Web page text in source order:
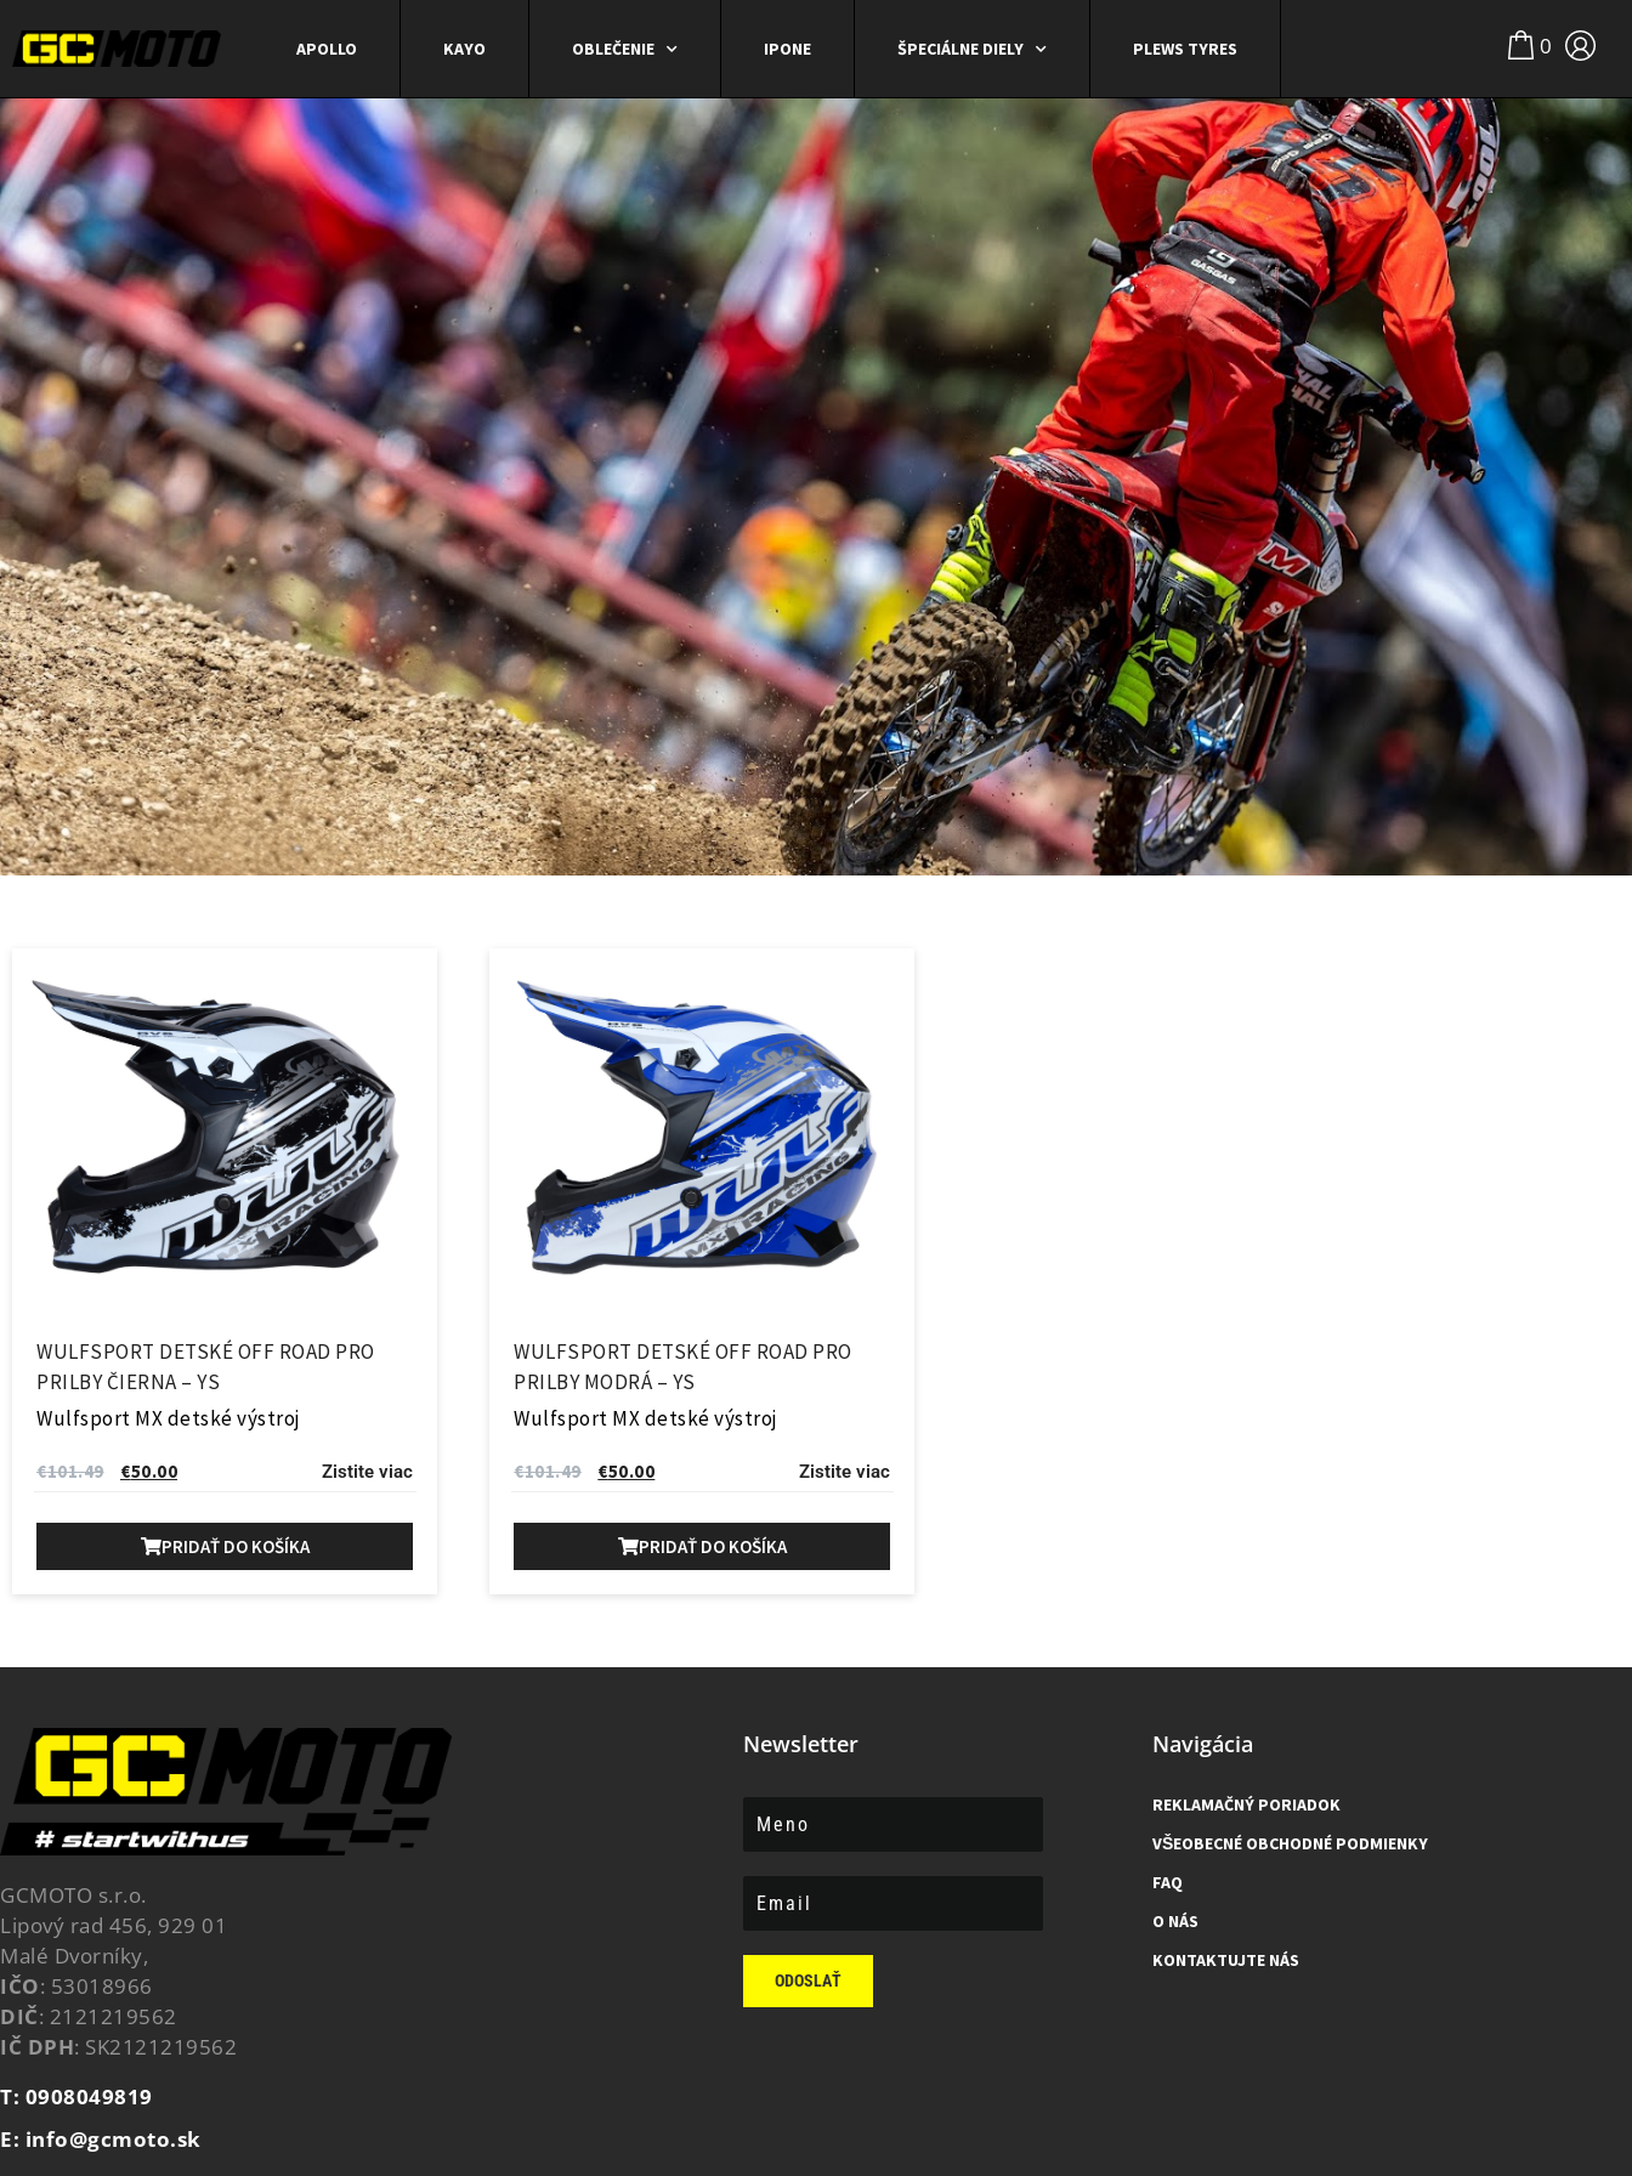
APOLLO KAYO OBLEČENIE IPONE ŠPECIÁLNE DIELY PLEWS TYRES 0
WULFSPORT DETSKÉ OFF ROAD PRO
PRILBY ČIERNA – YS
Wulfsport MX detské výstroj
€101.49 €50.00 Zistite viac
PRIDAŤ DO KOŠÍKA
WULFSPORT DETSKÉ OFF ROAD PRO
PRILBY MODRÁ – YS
Wulfsport MX detské výstroj
€101.49 €50.00 Zistite viac
PRIDAŤ DO KOŠÍKA
GCMOTO s.r.o.
Lipový rad 456, 929 01
Malé Dvorníky,
IČO: 53018966
DIČ: 2121219562
IČ DPH: SK2121219562
T: 0908049819
E: info@gcmoto.sk
Newsletter
ODOSLAŤ
Navigácia
REKLAMAČNÝ PORIADOK
VŠEOBECNÉ OBCHODNÉ PODMIENKY
FAQ
O NÁS
KONTAKTUJTE NÁS